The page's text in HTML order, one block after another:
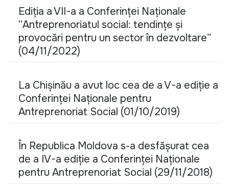
Ediția a VII-a a Conferinței Naționale
“Antreprenoriatul social: tendințe și
provocări pentru un sector în dezvoltare”
(04/11/2022)
La Chișinău a avut loc cea de a V-a ediție a
Conferinței Naționale pentru
Antreprenoriat Social (01/10/2019)
În Republica Moldova s-a desfășurat cea
de a IV-a ediție a Conferinței Naționale
pentru Antreprenoriat Social (29/11/2018)